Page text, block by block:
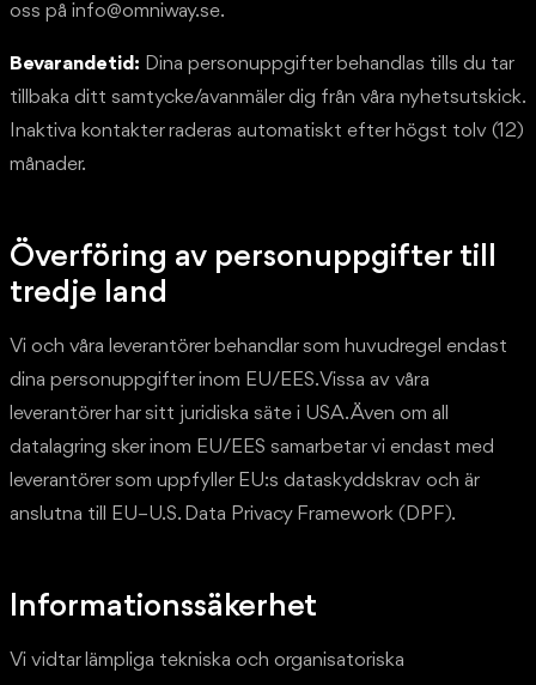
oss på info@omniway.se.
Bevarandetid: Dina personuppgifter behandlas tills du tar
tillbaka ditt samtycke/avanmäler dig från våra nyhetsutskick.
Inaktiva kontakter raderas automatiskt efter högst tolv (12)
månader.
Överföring av personuppgifter till
tredje land
Vi och våra leverantörer behandlar som huvudregel endast
dina personuppgifter inom EU/EES. Vissa av våra
leverantörer har sitt juridiska säte i USA. Även om all
datalagring sker inom EU/EES samarbetar vi endast med
leverantörer som uppfyller EU:s dataskyddskrav och är
anslutna till EU–U.S. Data Privacy Framework (DPF).
Informationssäkerhet
Vi vidtar lämpliga tekniska och organisatoriska